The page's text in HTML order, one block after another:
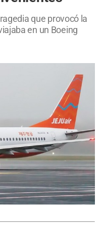
que provocó la
en un Boeing